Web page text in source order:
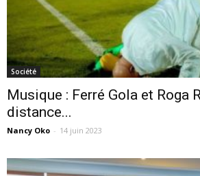
Société
Musique : Ferré Gola et Roga
distance...
Nancy Oko - 14 juin 2023